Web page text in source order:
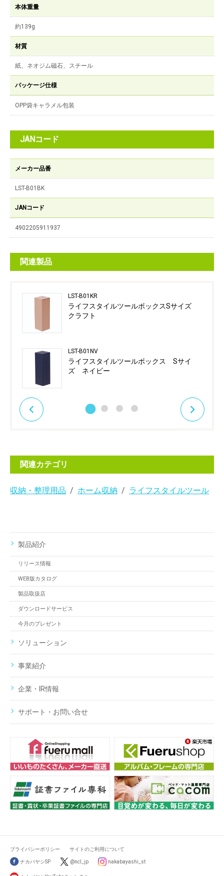
本体重量
約139g
材質
紙、ネオジム磁石、スチール
パッケージ仕様
OPP袋キャラメル包装
JANコード
メーカー品番
LST-B01BK
JANコード
4902205911937
関連製品
LST-B01KR
ライフスタイルツールボックスSサイズ
クラフト
LST-B01NV
ライフスタイルツールボックス Sサイ
ズ ネイビー
関連カテゴリ
収納・整理用品 ホーム収納 ライフスタイルツール
製品紹介
リリース情報
WEB版カタログ
製品取扱店
ダウンロードサービス
今月のプレゼント
ソリューション
事業紹介
企業・IR情報
サポート・お問い合せ
プライバシーポリシー サイトのご利用について
ナカバヤシSP @ncl_jp nakabayashi_st